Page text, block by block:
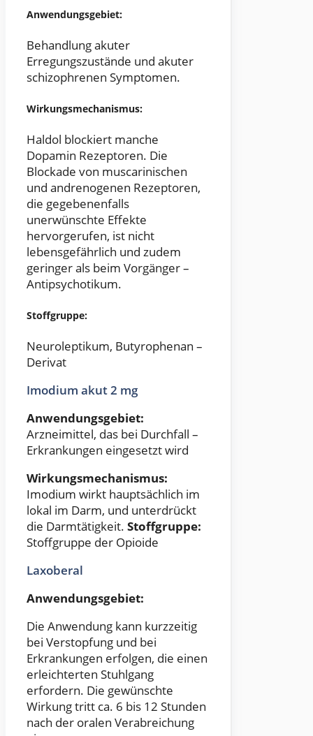
Anwendungsgebiet:
Behandlung akuter
Erregungszustände und akuter
schizophrenen Symptomen.
Wirkungsmechanismus:
Haldol blockiert manche
Dopamin Rezeptoren. Die
Blockade von muscarinischen
und andrenogenen Rezeptoren,
die gegebenenfalls
unerwünschte Effekte
hervorgerufen, ist nicht
lebensgefährlich und zudem
geringer als beim Vorgänger –
Antipsychotikum.
Stoffgruppe:
Neuroleptikum, Butyrophenan –
Derivat
Imodium akut 2 mg
Anwendungsgebiet:
Arzneimittel, das bei Durchfall –
Erkrankungen eingesetzt wird
Wirkungsmechanismus:
Imodium wirkt hauptsächlich im
lokal im Darm, und unterdrückt
die Darmtätigkeit. Stoffgruppe:
Stoffgruppe der Opioide
Laxoberal
Anwendungsgebiet:
Die Anwendung kann kurzzeitig
bei Verstopfung und bei
Erkrankungen erfolgen, die einen
erleichterten Stuhlgang
erfordern. Die gewünschte
Wirkung tritt ca. 6 bis 12 Stunden
nach der oralen Verabreichung